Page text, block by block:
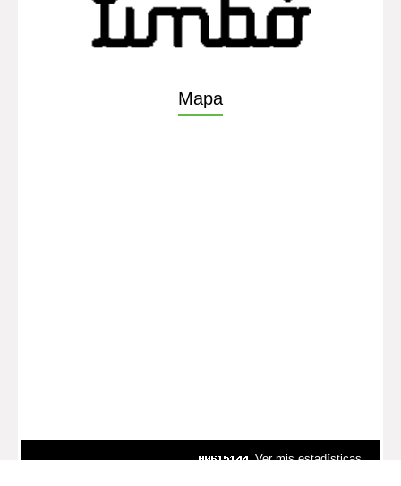
Mapa
Ver mis estadísticas